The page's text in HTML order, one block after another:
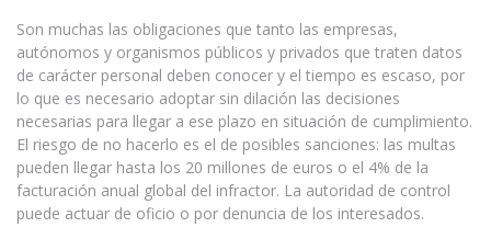
Son muchas las obligaciones que tanto las empresas,
autónomos y organismos públicos y privados que traten datos
de carácter personal deben conocer y el tiempo es escaso, por
lo que es necesario adoptar sin dilación las decisiones
necesarias para llegar a ese plazo en situación de cumplimiento.
El riesgo de no hacerlo es el de posibles sanciones: las multas
pueden llegar hasta los 20 millones de euros o el 4% de la
facturación anual global del infractor. La autoridad de control
puede actuar de oficio o por denuncia de los interesados.